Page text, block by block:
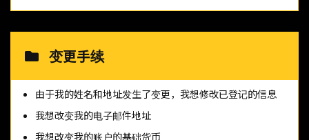
变更手续
由于我的姓名和地址发生了变更，我想修改已登记的信息
我想改变我的电子邮件地址
我想改变我的账户的基础货币